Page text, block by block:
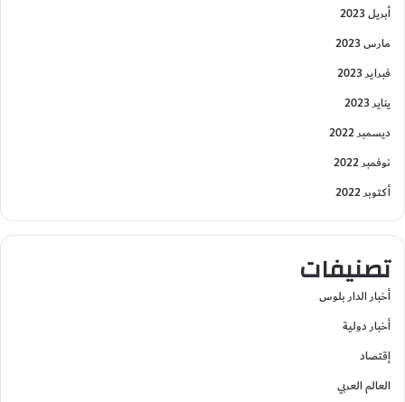
أبريل 2023
مارس 2023
فبراير 2023
يناير 2023
ديسمبر 2022
نوفمبر 2022
أكتوبر 2022
تصنيفات
أخبار الدار بلوس
أخبار دولية
إقتصاد
العالم العربي